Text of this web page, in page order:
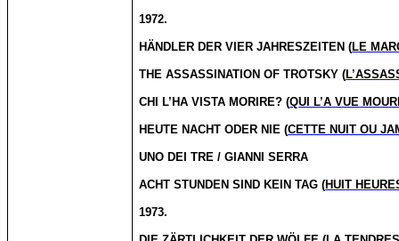
1972.
HÄNDLER DER VIER JAHRESZEITEN (LE
THE ASSASSINATION OF TROTSKY (
CHI L’HA VISTA MORIRE? (QUI L’A VUE
HEUTE NACHT ODER NIE (CETTE NUIT OU
UNO DEI TRE / GIANNI SERRA
ACHT STUNDEN SIND KEIN TAG (HUIT
1973.